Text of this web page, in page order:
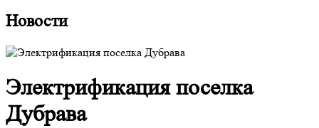
Новости
Электрификация поселка
Дубрава